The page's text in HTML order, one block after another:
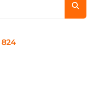
824